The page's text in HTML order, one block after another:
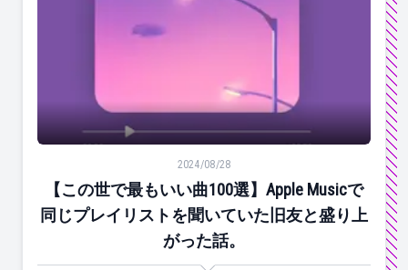
【この世で最もいい曲100選】Apple Musicで同じプレ
2024/08/28
【この世で最もいい曲100選】Apple Musicで
同じプレイリストを聞いていた旧友と盛り上
がった話。